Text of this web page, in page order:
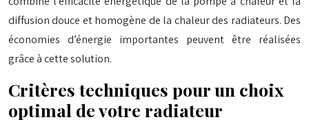
diffusion douce et homogène de la chaleur des radiateurs. Des
économies d’énergie importantes peuvent être réalisées
grâce à cette solution.
Critères techniques pour un choix
optimal de votre radiateur